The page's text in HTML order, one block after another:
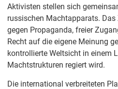
Aktivisten stellen sich
russischen Machtapparats.
gegen Propaganda, freier
Recht auf die eigene Meinung
kontrollierte Weltsicht in einem
Machtstrukturen regiert wird.
Die international verbreiteten